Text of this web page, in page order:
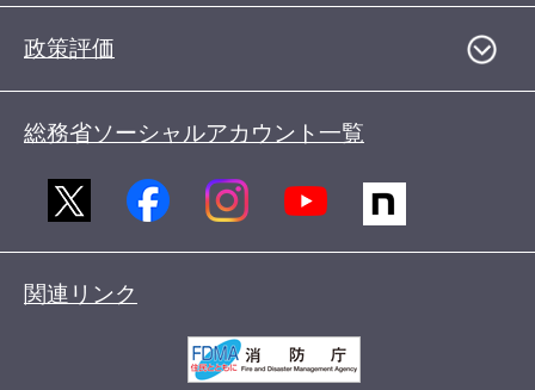
政策評価
総務省ソーシャルアカウント一覧
関連リンク